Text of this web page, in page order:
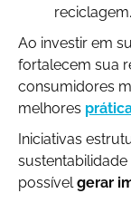
reciclagem.
Ao investir em
fortalecem sua
consumidores
melhores
Iniciativas
possívelgerar